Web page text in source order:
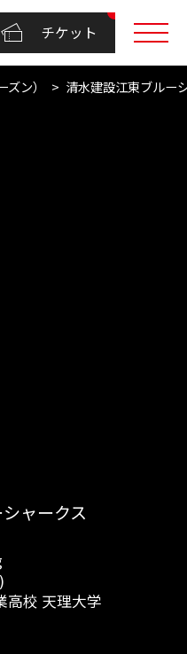
チケット
ン） 清水建設江東ブルー
ャークス
高校 天理大学